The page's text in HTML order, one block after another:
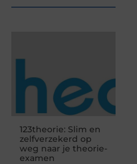
123theorie: Slim en
zelfverzekerd op
weg naar je theorie-
examen